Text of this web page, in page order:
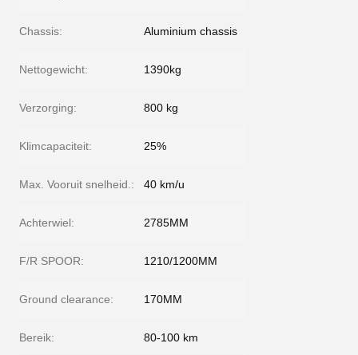
Chassis: Aluminium chassis
Nettogewicht: 1390kg
Verzorging: 800 kg
Klimcapaciteit: 25%
Max. Vooruit snelheid.: 40 km/u
Achterwiel: 2785MM
F/R SPOOR: 1210/1200MM
Ground clearance: 170MM
Bereik: 80-100 km